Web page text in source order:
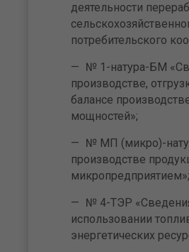
деятельности
потребительского
№ 1-натура-БМ
производстве,
балансе
мощностей»;
№ МП (микро)-
производстве
микропредприятием»;
№ 4-ТЭР
использовании
энергетических